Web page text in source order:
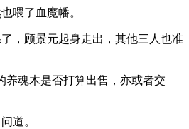
喂了血魔幡。
，顾景元起身走出，其他三人也准
养魂木是否打算出售，亦或者交
道。